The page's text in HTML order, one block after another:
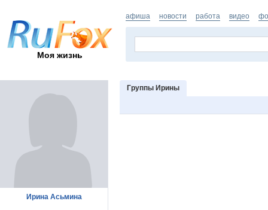
Моя жизнь
афиша новости работа видео
Группы Ирины
Ирина Асьмина